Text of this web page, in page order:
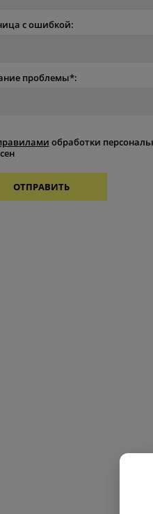
с ошибкой:
проблемы*:
обработки
ОТПРАВИТЬ